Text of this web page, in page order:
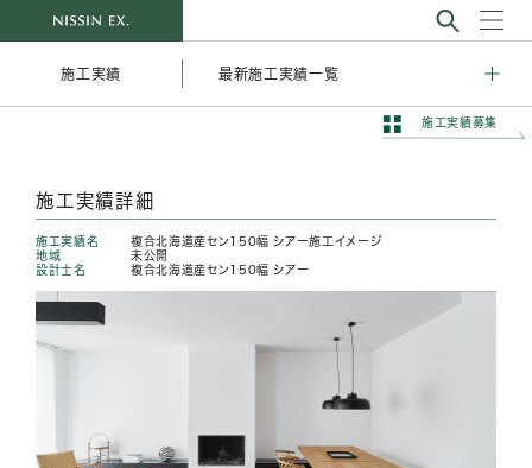
施工実績 最新施工実績一覧
施工実績募集
施工実績詳細
施工実績名
複合北海道産セン150幅 シアー施工イメージ
地域
未公開
設計士名
複合北海道産セン150幅 シアー